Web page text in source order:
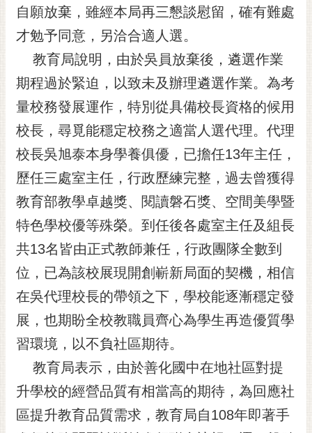
花
祭
網
站
導
覽
訂
閱
RSS
訂
閱
電
子
報
市
箱
English
自願放棄，雖經本局再三懇談慰留，確有難處
才勉予同意，另洽合適人選。
教育局說明，由於吳員放棄後，遴選作業
期程過於緊迫，以致未及辦理遴選作業。為考
量校務發展運作，特別從具備校長資格的候用
校長，尋覓能穩定校務之適當人選代理。代理
校長吳旭泰本身學養俱優，已擔任13年主任，
歷任三處室主任，行政歷練完整，過去曾獲得
教育部教學卓越獎、閱讀磐石獎、空間美學暨
特色學校優等殊榮。到任後各處室主任及組長
共13名皆由正式教師兼任，行政團隊全數到
位，已為該校展現開創嶄新局面的契機，相信
在吳代理校長的帶領之下，學校能逐漸穩定發
展，也期盼全校教職員齊心為學生再造優質學
習環境，以不負社區期待。
教育局表示，由於善化國中在地社區對提
升學校的經營品質有相當高的期待，為回應社
區提升教育品質需求，教育局自108年即著手